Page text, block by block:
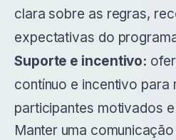
clara sobre as regras,
expectativas do
Suporte e incentivo:
contínuo e incentivo para
participantes motivados
Manter uma